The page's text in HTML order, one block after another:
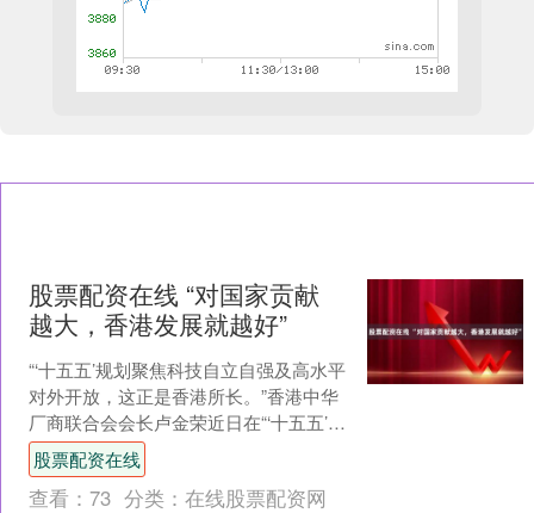
股票配资在线 “对国家贡献
越大，香港发展就越好”
“‘十五五’规划聚焦科技自立自强及高水平
对外开放，这正是香港所长。”香港中华
厂商联合会会长卢金荣近日在“‘十五五’规
划与香港的新机遇”高峰论坛上表示。 一
段时间....
股票配资在线
查看： 73 分类： 在线股票配资网